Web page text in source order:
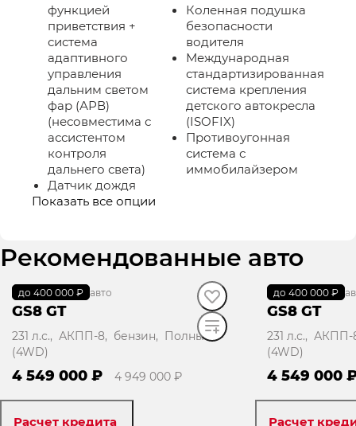
функцией
приветствия +
система
адаптивного
управления
дальним светом
фар (АРВ)
(несовместима с
ассистентом
контроля
дальнего света)
Датчик дождя
Коленная подушка
безопасности
водителя
Международная
стандартизированная
система крепления
детского автокресла
(ISOFIX)
Противоугонная
система с
иммобилайзером
Показать все опции
Рекомендованные авто
до 400 000 ₽
В наличии· авто
GS8 GT
231 л.с., АКПП-8, бензин, Полный
(4WD)
4 549 000 ₽ 4 949 000 ₽
Расчет кредита
до 400 000 ₽
В наличии·
GS8 GT
231 л.с.,
(4WD)
4 549 000
Расчет